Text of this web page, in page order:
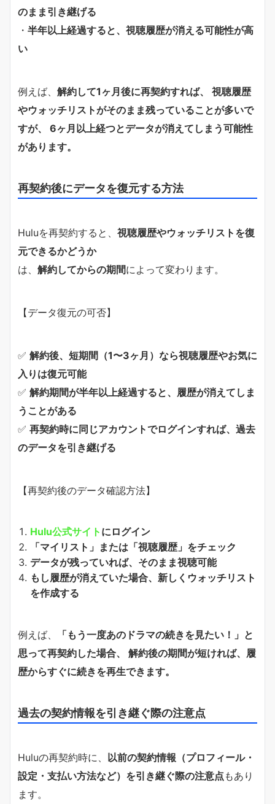
のまま引き継げる
・ 半年以上経過すると、視聴履歴が消える可能性が高
い
例えば、 解約して1ヶ月後に再契約すれば、 視聴履歴
やウォッチリストがそのまま残っていることが多いで
すが、 6ヶ月以上経つとデータが消えてしまう可能性
があります。
再契約後にデータを復元する方法
Huluを再契約すると、 視聴履歴やウォッチリストを復
元できるかどうか
は、 解約してからの期間によって変わります。
【データ復元の可否】
✅ 解約後、短期間（1〜3ヶ月）なら視聴履歴やお気に
入りは復元可能
✅ 解約期間が半年以上経過すると、履歴が消えてしま
うことがある
✅ 再契約時に同じアカウントでログインすれば、過去
のデータを引き継げる
【再契約後のデータ確認方法】
Hulu公式サイト にログイン
「マイリスト」または「視聴履歴」をチェック
データが残っていれば、そのまま視聴可能
もし履歴が消えていた場合、新しくウォッチリスト
を作成する
例えば、
「もう一度あのドラマの続きを見たい！」と
思って再契約した場合、 解約後の期間が短ければ、履
歴からすぐに続きを再生できます。
過去の契約情報を引き継ぐ際の注意点
Huluの再契約時に、 以前の契約情報（プロフィール・
設定・支払い方法など）を引き継ぐ際の注意点 もあり
ます。